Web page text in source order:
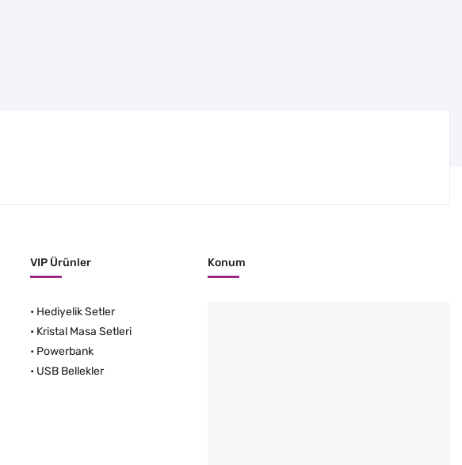
VIP Ürünler
• Hediyelik Setler
• Kristal Masa Setleri
• Powerbank
• USB Bellekler
Konum